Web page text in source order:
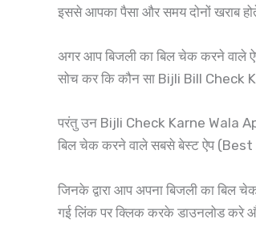
इससे आपका पैसा और समय दोनों खराब
अगर आप बिजली का बिल चेक करने वाले
सोच कर कि कौन सा Bijli Bill Check
परंतु उन Bijli Check Karne Wala
बिल चेक करने वाले सबसे बेस्ट ऐप
जिनके द्वारा आप अपना बिजली का बिल
गई लिंक पर क्लिक करके डाउनलोड करे